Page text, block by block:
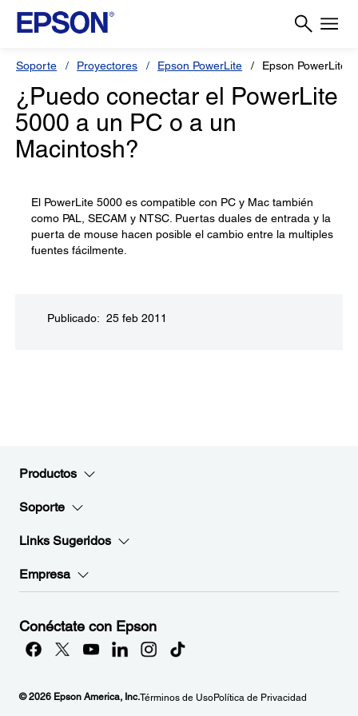
Soporte Proyectores Epson PowerLite Epson PowerLite
¿Puedo conectar el PowerLite
5000 a un PC o a un
Macintosh?
El PowerLite 5000 es compatible con PC y Mac también
como PAL, SECAM y NTSC. Puertas duales de entrada y la
puerta de mouse hacen posible el cambio entre la multiples
fuentes fácilmente.
Publicado: 25 feb 2011
Productos
Soporte
Links Sugeridos
Empresa
Conéctate con Epson
© 2026 Epson America, Inc.Términos de UsoPolítica de Privacidad